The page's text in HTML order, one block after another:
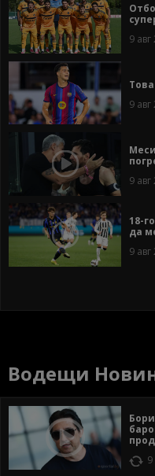
9
9
9
18-
да
9
Водещи